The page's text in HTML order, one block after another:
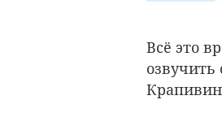
Всё это
озвучить